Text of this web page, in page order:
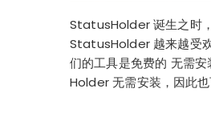
StatusHolder 诞生之时
StatusHolder 越来越受
们的工具是免费的 无需
Holder 无需安装，因此也